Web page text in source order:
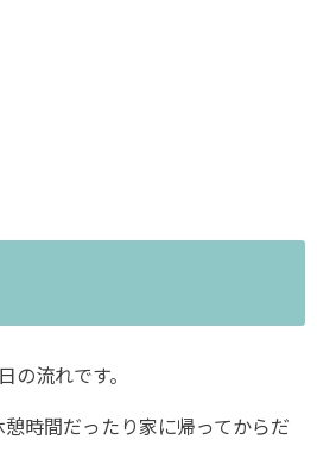
の流れです。
時間だったり家に帰ってからだ